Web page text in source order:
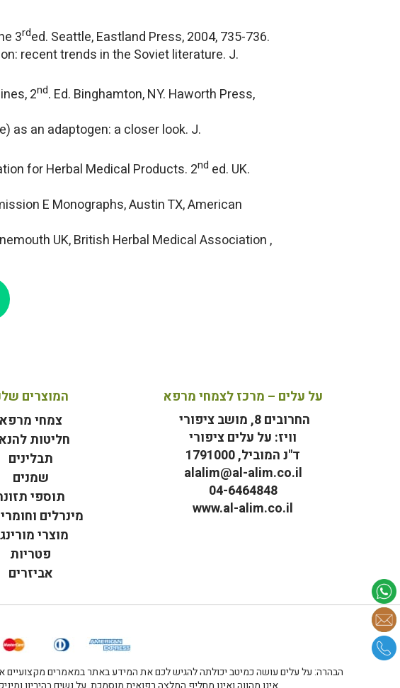
3rded. Seattle, Eastland Press, 2004, 735-736.
recent trends in the Soviet literature. J.
2nd. Ed. Binghamton, NY. Haworth Press,
as an adaptogen: a closer look. J.
for Herbal Medical Products. 2nd ed. UK.
E Monographs, Austin TX, American
UK, British Herbal Medical Association ,
על עלים – מרכז לצמחי מרפא
החרובים 8, מושב ציפורי
וויז: על עלים ציפורי
ד"נ המוביל, 1791000
alalim@al-alim.co.il
04-6464848
www.al-alim.co.il
המוצרים
צמחי מרפא
חליטות
תבלינים
שמנים
תוספי
מינרלים
מוצרי
פטריות
אביזרים
הבהרה: על עלים עושה כמיטב יכולתה להגיש לכם את המידע באתר במאמרים מקצועיים